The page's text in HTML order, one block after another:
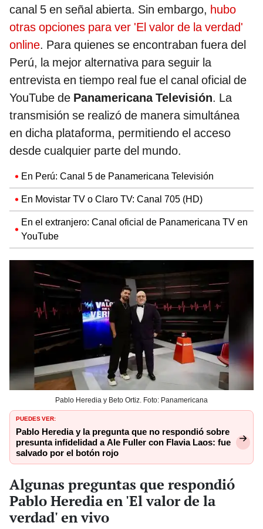
canal 5 en señal abierta. Sin embargo, hubo
otras opciones para ver 'El valor de la verdad'
online. Para quienes se encontraban fuera del
Perú, la mejor alternativa para seguir la
entrevista en tiempo real fue el canal oficial de
YouTube de Panamericana Televisión. La
transmisión se realizó de manera simultánea
en dicha plataforma, permitiendo el acceso
desde cualquier parte del mundo.
En Perú: Canal 5 de Panamericana Televisión
En Movistar TV o Claro TV: Canal 705 (HD)
En el extranjero: Canal oficial de Panamericana TV en
YouTube
Pablo Heredia y Beto Ortiz. Foto: Panamericana
PUEDES VER:
Pablo Heredia y la pregunta que no respondió sobre
presunta infidelidad a Ale Fuller con Flavia Laos: fue
salvado por el botón rojo
Algunas preguntas que respondió
Pablo Heredia en 'El valor de la
verdad' en vivo